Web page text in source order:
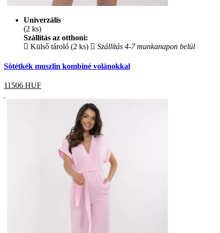
Univerzális
(2 ks)
Szállítás az otthoni:
Külső tároló (2 ks)
Szállítás 4-7 munkanapon belül
Sötétkék muszlin kombiné volánokkal
11506 HUF